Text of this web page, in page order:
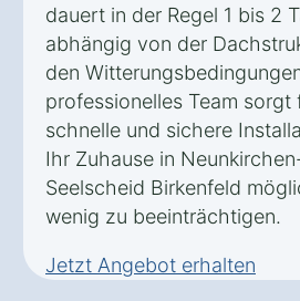
dauert in der Regel 1 bis 2
abhängig von der
den
professionelles Team sorgt
schnelle und sichere
Ihr Zuhause in
Seelscheid Birkenfeld
wenig zu beeinträchtigen.
Jetzt Angebot erhalten